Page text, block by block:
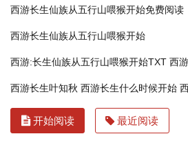
西游长生仙族从五行山喂猴开始免费阅读
西游长生仙族从五行山喂猴开始
西游:长生仙族从五行山喂猴开始TXT 西
西游长生叶知秋 西游长生什么时候开始
开始阅读 最近阅读